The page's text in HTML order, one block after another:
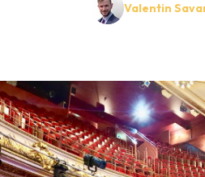
Valentin